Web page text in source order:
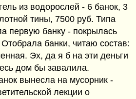
из водорослей - 6 банок, 3
тины, 7500 руб. Типа
первую банку - покрылась
банки, читаю состав:
Эх, да я б на эти деньги
дом бы завалила.
вынесла на мусорник -
лекции о